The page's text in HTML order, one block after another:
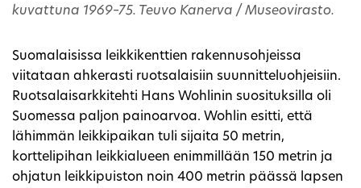
kuvattuna 1969–75. Teuvo Kanerva / Museovirasto.
Suomalaisissa leikkikenttien rakennusohjeissa
viitataan ahkerasti ruotsalaisiin suunnitteluohjeisiin.
Ruotsalaisarkkitehti Hans Wohlinin suosituksilla oli
Suomessa paljon painoarvoa. Wohlin esitti, että
lähimmän leikkipaikan tuli sijaita 50 metrin,
korttelipihan leikkialueen enimmillään 150 metrin ja
ohjatun leikkipuiston noin 400 metrin päässä lapsen